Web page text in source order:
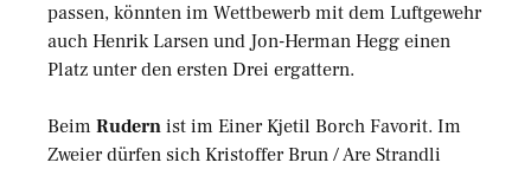
passen, könnten im Wettbewerb mit dem Luftgewehr
auch Henrik Larsen und Jon-Herman Hegg einen
Platz unter den ersten Drei ergattern.
Beim Rudern ist im Einer Kjetil Borch Favorit. Im
Zweier dürfen sich Kristoffer Brun / Are Strandli